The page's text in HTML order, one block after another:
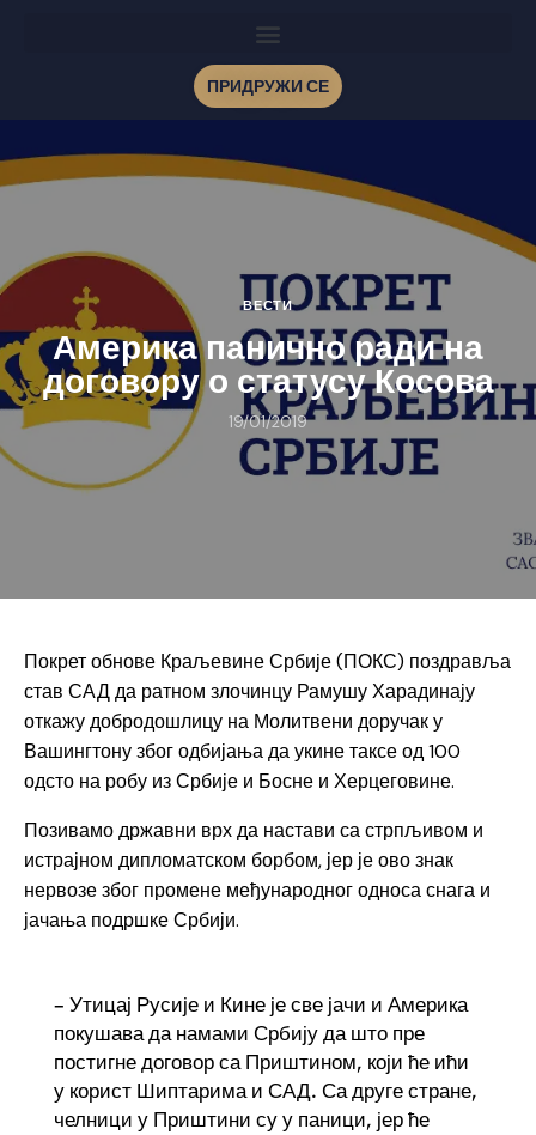
ПРИДРУЖИ СЕ
ВЕСТИ
Америка панично ради на
договору о статусу Косова
19/01/2019
Покрет обнове Краљевине Србије (ПОКС) поздравља
став САД да ратном злочинцу Рамушу Харадинају
откажу добродошлицу на Молитвени доручак у
Вашингтону због одбијања да укине таксе од 100
одсто на робу из Србије и Босне и Херцеговине.
Позивамо државни врх да настави са стрпљивом и
истрајном дипломатском борбом, јер је ово знак
нервозе због промене међународног односа снага и
јачања подршке Србији.
– Утицај Русије и Кине је све јачи и Америка
покушава да намами Србију да што пре
постигне договор са Приштином, који ће ићи
у корист Шиптарима и САД. Са друге стране,
челници у Приштини су у паници, јер ће